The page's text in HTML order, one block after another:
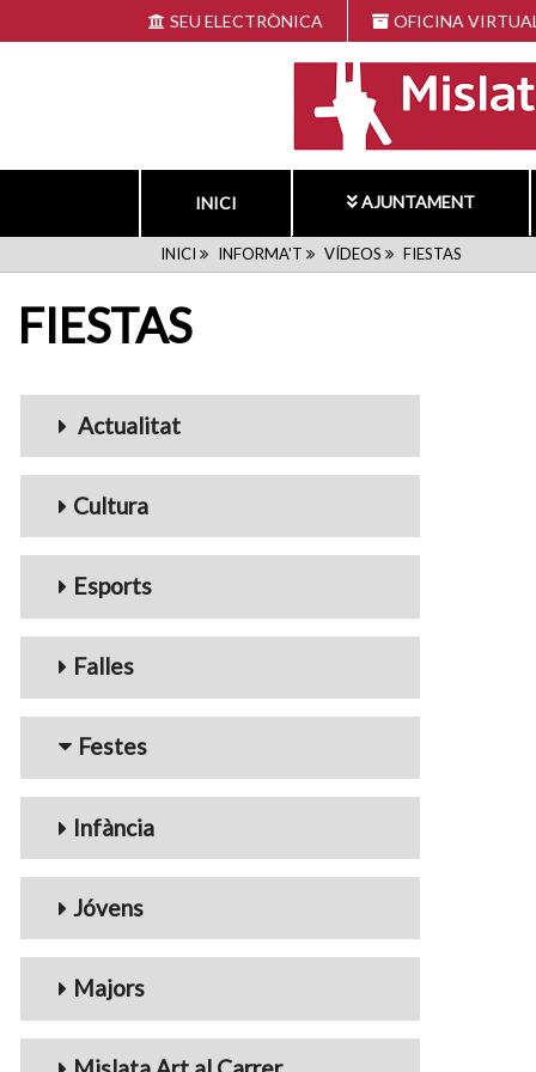
al
SEU ELECTRÒNICA OFICINA
INICI AJUNTAMENT
FIL
D'ARIADNA
INICI INFORMA'T VÍDEOS FIESTAS
FIESTAS
Menu_Videos
Actualitat
Cultura
Esports
Falles
Festes
Infància
Jóvens
Majors